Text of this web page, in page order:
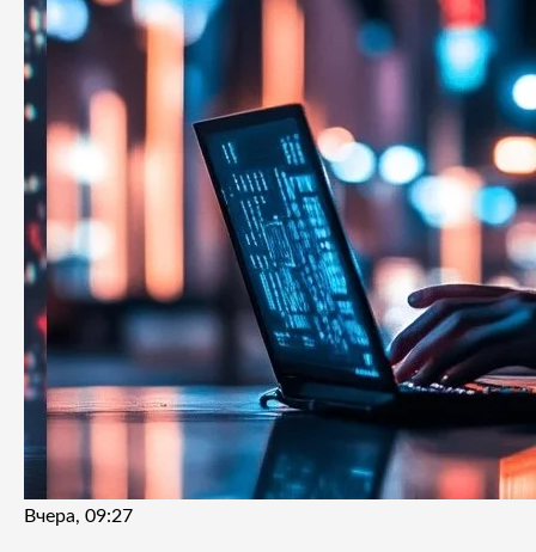
Вчера, 09:27